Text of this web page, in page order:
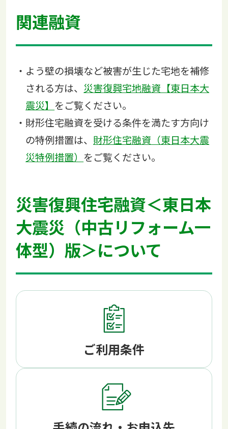
関連融資
よう壁の損壊など被害が生じた宅地を補修
される方は、 災害復興宅地融資【東日本大
震災】 をご覧ください。
財形住宅融資を受ける条件を満たす方向け
の特例措置は、 財形住宅融資（東日本大震
災特例措置） をご覧ください。
災害復興住宅融資＜東日本
大震災（中古リフォーム一
体型）版＞について
ご利用条件